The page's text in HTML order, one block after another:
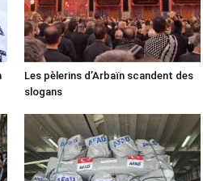
Les pèlerins d’Arbaïn scandent des
slogans